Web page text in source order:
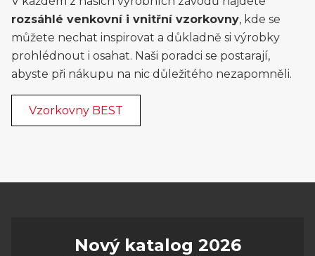
rozsáhlé venkovní i vnitřní vzorkovny, kde se
můžete nechat inspirovat a důkladně si výrobky
prohlédnout i osahat. Naši poradci se postarají,
abyste při nákupu na nic důležitého nezapomněli.
Vzorkovny BEST
Nový katalog 2026